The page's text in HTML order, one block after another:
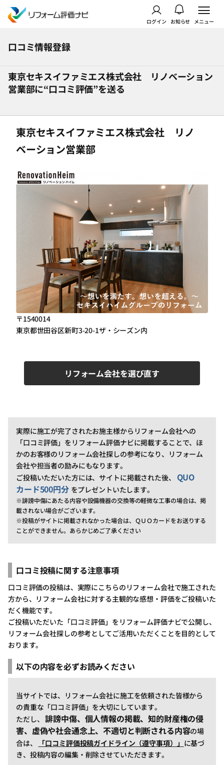
ログイン お知らせ メニュー
口コミ情報登録
東京セキスイファミエス株式会社 リノベーション
営業部に“口コミ評価”を送る
東京セキスイファミエス株式会社 リノ
ベーション営業部
〒1540014
東京都世田谷区新町3-20-1ザ・シーズン内
リフォーム会社を選び直す
実際に施工が完了されたお施主様からリフォーム会社への
「口コミ評価」をリフォーム評価ナビに掲載することで、ほ
かのお客様のリフォーム会社探しの参考になり、リフォーム
会社や担当者の励みにもなります。
ご投稿いただいた方には、サイトに掲載された後、 QUO
カード500円分 をプレゼントいたします。
※誹謗中傷にあたる内容や設備機器の交換等の軽微な工事の場合は、掲
載されない場合がございます。
※投稿がサイトに掲載されなかった場合は、ＱＵＯカードをお送りする
ことができません。あらかじめご了承ください
口コミ投稿に関する注意事項
口コミ評価の投稿は、実際にこちらのリフォーム会社で施工された
方から、リフォーム会社に対する主観的な感想・評価をご投稿いた
だく機能です。
ご投稿いただいた「口コミ評価」をリフォーム評価ナビで公開し、
リフォーム会社探しの参考としてご活用いただくことを目的として
おります。
以下の内容を必ずお読みください
当サイトでは、リフォーム会社に施工を依頼された皆様から
の貴重な「口コミ評価」を大切にしています。
ただし、誹謗中傷、個人情報の掲載、知的財産権の侵
害、虚偽や社会通念上、不適切と判断される内容の場
合は、
「口コミ評価投稿ガイドライン（遵守事項）」 に基づ
き、投稿内容の編集・削除させていただきます。